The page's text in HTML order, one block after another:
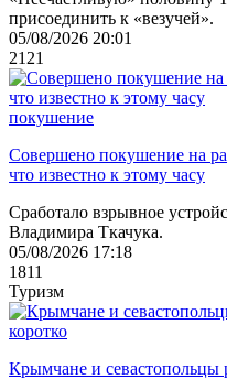
присоединить к «везучей».
05/08/2026 20:01
2121
покушение
Совершено покушение на
что известно к этому часу
Сработало взрывное
Владимира Ткачука.
05/08/2026 17:18
1811
Туризм
коротко
Крымчане и севастопольцы